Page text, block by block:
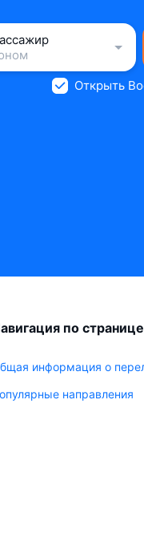
Открыть
по
информация о
направления